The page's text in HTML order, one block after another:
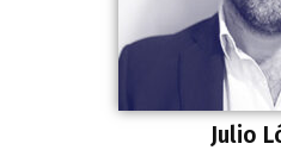
Julio